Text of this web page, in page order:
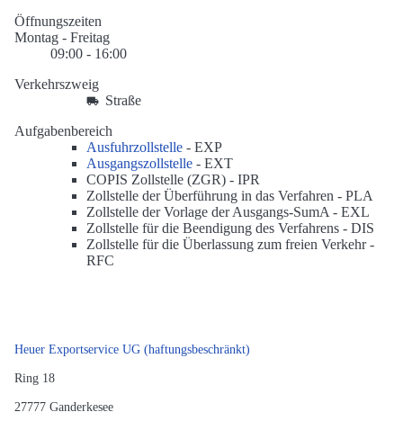
Öffnungszeiten
Montag - Freitag
09:00 - 16:00
Verkehrszweig
Straße
Aufgabenbereich
Ausfuhrzollstelle - EXP
Ausgangszollstelle - EXT
COPIS Zollstelle (ZGR) - IPR
Zollstelle der Überführung in das Verfahren - PLA
Zollstelle der Vorlage der Ausgangs-SumA - EXL
Zollstelle für die Beendigung des Verfahrens - DIS
Zollstelle für die Überlassung zum freien Verkehr -
RFC
Heuer Exportservice UG (haftungsbeschränkt)
Ring 18
27777 Ganderkesee